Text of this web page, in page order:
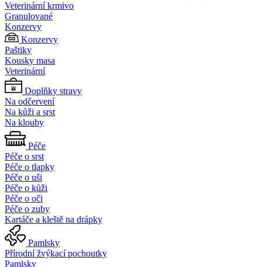
Veterinární krmivo
Granulované
Konzervy
Konzervy
Paštiky
Kousky masa
Veterinární
Doplňky stravy
Na odčervení
Na kůži a srst
Na klouby
Péče
Péče o srst
Péče o tlapky
Péče o uši
Péče o kůži
Péče o oči
Péče o zuby
Kartáče a kleště na drápky
Pamlsky
Přírodní žvýkací pochoutky
Pamlsky